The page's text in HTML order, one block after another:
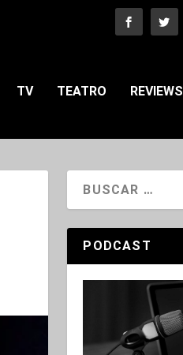
TV TEATRO REVIEWS
PODCAST